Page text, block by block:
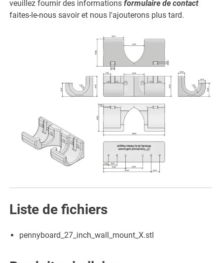
veuillez fournir des informationsformulaire de contact
faites-le-nous savoir et nous l'ajouterons plus tard.
Liste de fichiers
pennyboard_27_inch_wall_mount_X.stl